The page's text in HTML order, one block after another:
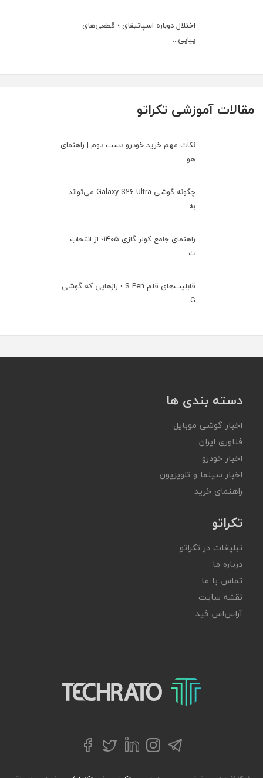
اختلال دوباره اسپاتیفای ؛ قطعی‌های
پیاپی...
مقالات آموزشی تکراتو
نکات مهم خرید خودرو دست دوم | راهنمای
هو...
چگونه گوشی Galaxy S26 Ultra می‌تواند
به ...
راهنمای جامع کولر گازی ۱۴۰۵؛ از انتخاب
ت...
قابلیت‌های قلم S Pen ؛ رازهایی که گوشی
G...
دسته بندی ها
اخبار گوشی موبایل
فناوری ایران
اخبار خودرو
اخبار سینما و تلویزیون
راهنمای خرید
تکراتو
تبلیغات در تکراتو
درباره ما
تماس با ما
نقشه سایت
آر‌اس‌اس فید
تکراتو – زندگی با تکنولوژی
تلگراماینستاگرام
لینکداینتوییترفیسبوک